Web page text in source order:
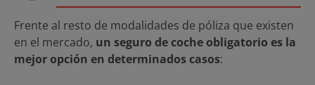
Frente al resto de modalidades de póliza que existen
en el mercado, un seguro de coche obligatorio es la
mejor opción en determinados casos: